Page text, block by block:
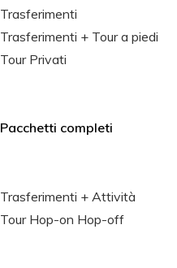
Trasferimenti
Trasferimenti + Tour a piedi
Tour Privati
Pacchetti completi
Trasferimenti + Attività
Tour Hop-on Hop-off